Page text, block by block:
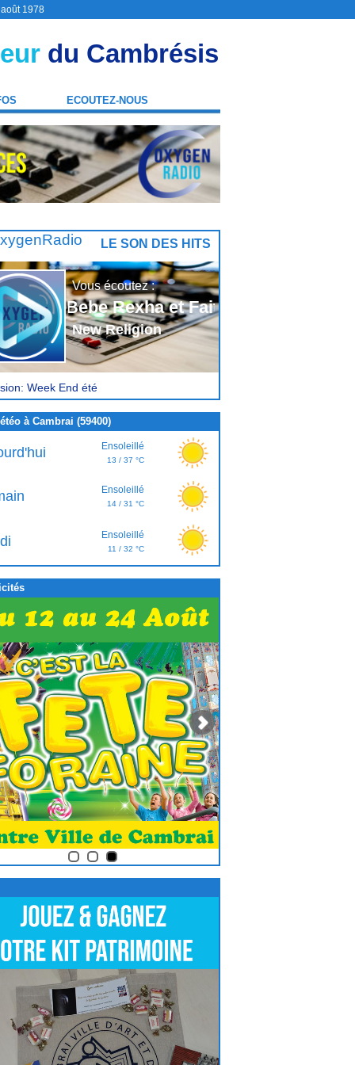
1978
du Cambrésis
ECOUTEZ-NOUS
LE SON DES HITS
Vous écoutez :
Bebe Rexha et Faithless
New Religion
Week End été
à Cambrai (59400)
Ensoleillé
13 / 37 °C
Ensoleillé
14 / 31 °C
Ensoleillé
11 / 32 °C